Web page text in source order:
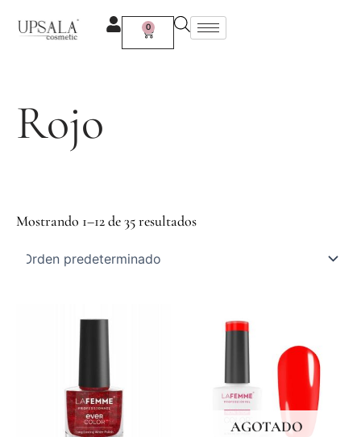
contenido
0
Carrito
Rojo
Mostrando 1–12 de 35 resultados
AGOTADO